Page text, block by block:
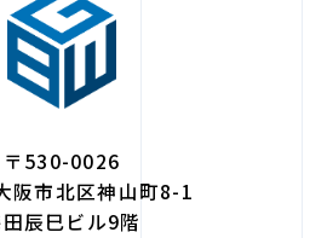
〒530-0026
阪市北区神山町8-1
辰巳ビル9階